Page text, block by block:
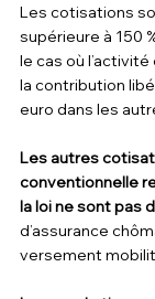
Les cotisations
supérieure à 150
le cas où
la contribution
euro dans les
Les autres
conventionnelle
la loi ne sont pas
d’assurance
versement